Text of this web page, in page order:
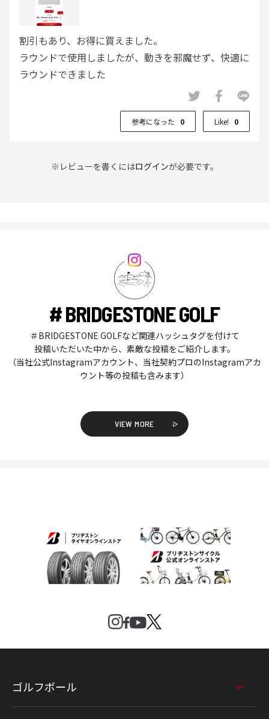
割引もあり、お得に買えました。
ラウンドで使用しましたが、動きを邪魔せず、快適に
ラウンドできました
参考になった 0 Like! 0
※レビューを書くにはログインが必要です。
# BRIDGESTONE GOLF
＃BRIDGESTONE GOLFなど関連ハッシュタグを付けて
投稿いただいた中から、素敵な投稿をご紹介します。
（当社公式Instagramアカウント、当社契約プロのInstagramアカ
ウント等の投稿も含みます）
VIEW MORE
ゴルフボール